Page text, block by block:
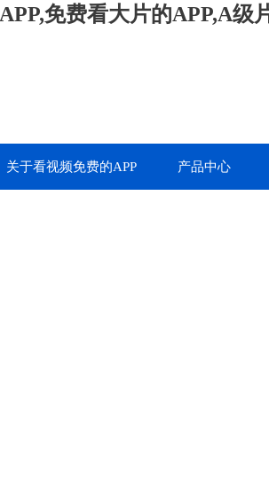
免费看大片的APP,A级
关于看视频免费的APP 产品中心